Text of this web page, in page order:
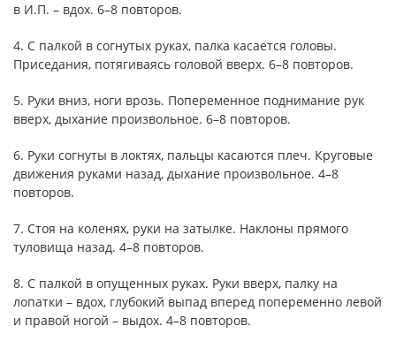
в И.П. – вдох. 6–8 повторов.
4. С палкой в согнутых руках, палка касается головы.
Приседания, потягиваясь головой вверх. 6–8 повторов.
5. Руки вниз, ноги врозь. Попеременное поднимание рук
вверх, дыхание произвольное. 6–8 повторов.
6. Руки согнуты в локтях, пальцы касаются плеч. Круговые
движения руками назад, дыхание произвольное. 4–8
повторов.
7. Стоя на коленях, руки на затылке. Наклоны прямого
туловища назад. 4–8 повторов.
8. С палкой в опущенных руках. Руки вверх, палку на
лопатки – вдох, глубокий выпад вперед попеременно левой
и правой ногой – выдох. 4–8 повторов.